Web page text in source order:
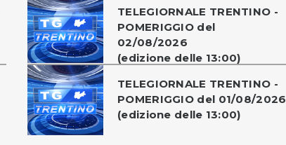
TELEGIORNALE TRENTINO -
POMERIGGIO del
02/08/2026
(edizione delle 13:00)
TELEGIORNALE TRENTINO -
POMERIGGIO del 01/08/2026
(edizione delle 13:00)